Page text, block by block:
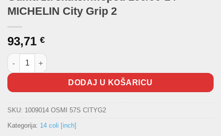
MICHELIN City Grip 2
93,71 €
Guma za skuter/moped 100/90-14 MICHELIN City Grip 2 količina
DODAJ U KOŠARICU
SKU: 1009014 OSMI 57S CITYG2
Kategorija: 14 coli [inch]